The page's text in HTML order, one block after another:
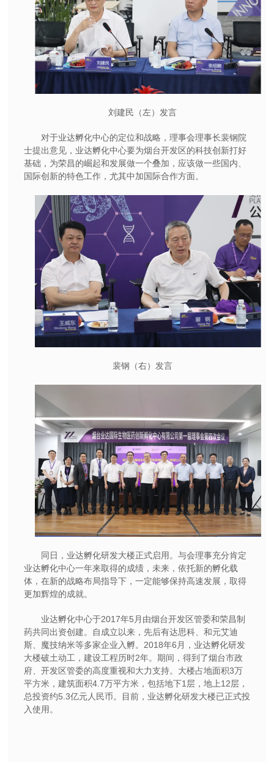
刘建民（左）发言
对于业达孵化中心的定位和战略，理事会理事长裴钢院
士提出意见，业达孵化中心要为烟台开发区的科技创新打好
基础，为荣昌的崛起和发展做一个叠加，应该做一些国内、
国际创新的特色工作，尤其中加国际合作方面。
裴钢（右）发言
同日，业达孵化研发大楼正式启用。与会理事充分肯定
业达孵化中心一年来取得的成绩，未来，依托新的孵化载
体，在新的战略布局指导下，一定能够保持高速发展，取得
更加辉煌的成就。
业达孵化中心于2017年5月由烟台开发区管委和荣昌制
药共同出资创建。自成立以来，先后有达思科、和元艾迪
斯、魔技纳米等多家企业入孵。2018年6月，业达孵化研发
大楼破土动工，建设工程历时2年。期间，得到了烟台市政
府、开发区管委的高度重视和大力支持。大楼占地面积3万
平方米，建筑面积4.7万平方米，包括地下1层，地上12层，
总投资约5.3亿元人民币。目前，业达孵化研发大楼已正式投
入使用。